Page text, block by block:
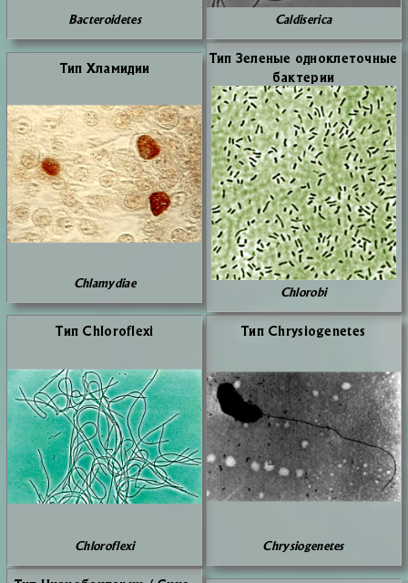
Bacteroidetes Caldiserica
Тип Хла­ми­дии
Chlamydiae
Тип Зе­ле­ные од­но­кле­точ­ные
бак­те­рии
Chlorobi
Тип Chloroflexi
Chloroflexi
Тип Chrysiogenetes
Chrysiogenetes